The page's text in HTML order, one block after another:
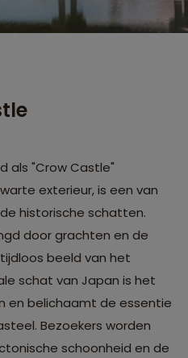
als "Crow Castle"
exterieur, is een van
historische schatten.
door grachten en de
beeld van het
schat van Japan is het
en belichaamt de essentie
Bezoekers worden
schoonheid en de